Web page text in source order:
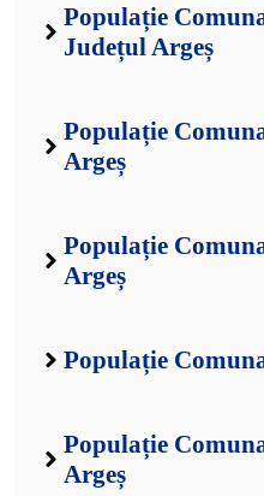
Populație
Județul Argeș
Populație
Argeș
Populație
Argeș
Populație
Populație
Argeș